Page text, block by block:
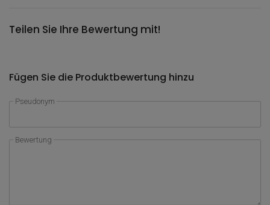
Teilen Sie Ihre Bewertung mit!
Fügen Sie die Produktbewertung hinzu
Pseudonym
Bewertung